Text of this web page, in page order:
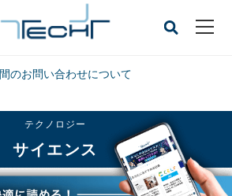
のお問い合わせについて
CLOSE
テクノロジー
サイエンス